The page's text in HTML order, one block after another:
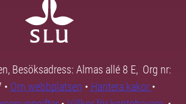
Besöksadress: Almas allé 8 E, Org nr:
• Om webbplatsen • Hantera kakor •